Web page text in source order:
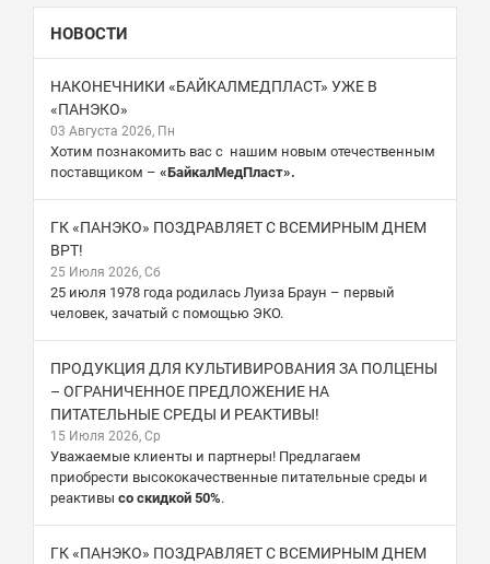
НОВОСТИ
НАКОНЕЧНИКИ «БАЙКАЛМЕДПЛАСТ» УЖЕ В
«ПАНЭКО»
03 Августа 2026, Пн
Хотим познакомить вас с нашим новым отечественным
поставщиком – «БайкалМедПласт».
ГК «ПАНЭКО» ПОЗДРАВЛЯЕТ С ВСЕМИРНЫМ ДНЕМ
ВРТ!
25 Июля 2026, Сб
25 июля 1978 года родилась Луиза Браун – первый
человек, зачатый с помощью ЭКО.
ПРОДУКЦИЯ ДЛЯ КУЛЬТИВИРОВАНИЯ ЗА ПОЛЦЕНЫ
– ОГРАНИЧЕННОЕ ПРЕДЛОЖЕНИЕ НА
ПИТАТЕЛЬНЫЕ СРЕДЫ И РЕАКТИВЫ!
15 Июля 2026, Ср
Уважаемые клиенты и партнеры! Предлагаем
приобрести высококачественные питательные среды и
реактивы со скидкой 50%.
ГК «ПАНЭКО» ПОЗДРАВЛЯЕТ С ВСЕМИРНЫМ ДНЕМ